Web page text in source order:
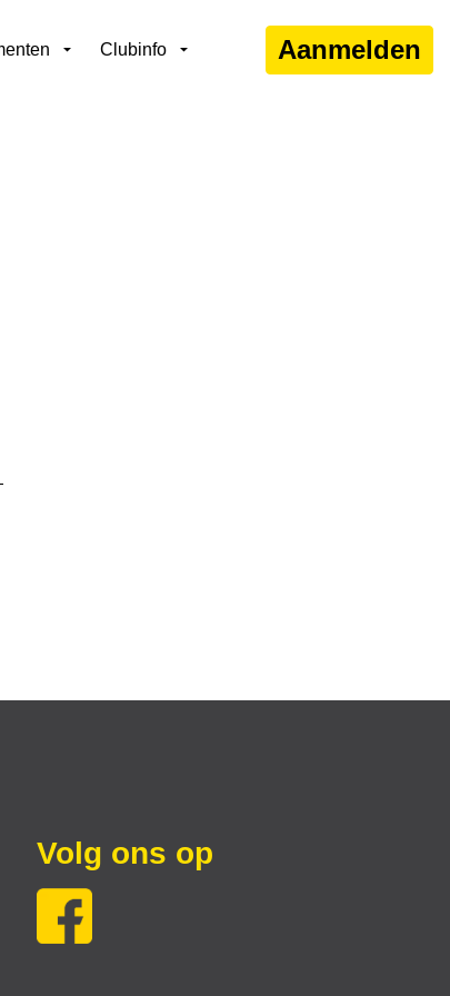
Clubinfo Aanmelden
Volg ons op